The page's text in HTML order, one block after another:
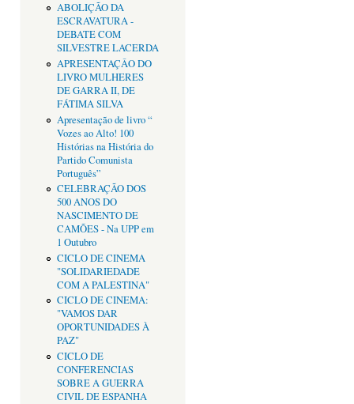
ABOLIÇÃO DA
ESCRAVATURA -
DEBATE COM
SILVESTRE LACERDA
APRESENTAÇÂO DO
LIVRO MULHERES
DE GARRA II, DE
FÁTIMA SILVA
Apresentação de livro “
Vozes ao Alto! 100
Histórias na História do
Partido Comunista
Português”
CELEBRAÇÃO DOS
500 ANOS DO
NASCIMENTO DE
CAMÕES - Na UPP em
1 Outubro
CICLO DE CINEMA
"SOLIDARIEDADE
COM A PALESTINA"
CICLO DE CINEMA:
"VAMOS DAR
OPORTUNIDADES À
PAZ"
CICLO DE
CONFERENCIAS
SOBRE A GUERRA
CIVIL DE ESPANHA